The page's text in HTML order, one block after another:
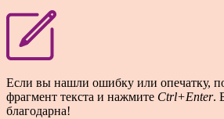
Если вы нашли ошибку или опечатку,
фрагмент текста и нажмите Ctrl+Enter.
благодарна!